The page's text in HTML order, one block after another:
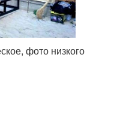
фото низкого